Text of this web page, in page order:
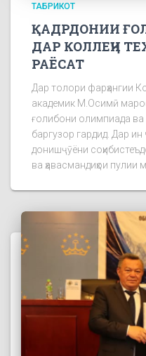
ТАБРИКОТ
ҚАДРДОНИИ
ДАР КОЛЛЕҶИ
РАЁСАТ
Дар толори фарҳангии
академик М.Осимӣ
ғолибони олимпиада ва
баргузор гардид. Дар
донишҷӯёни
ва ҳавасмандиҳои пулии